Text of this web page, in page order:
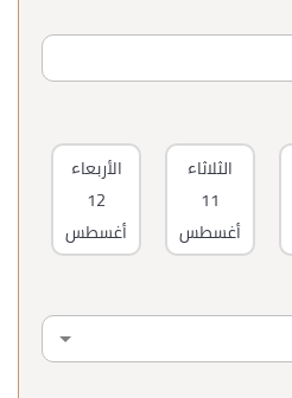
الثلاثاء
11
أغسطس
الأربعاء
12
أغسطس